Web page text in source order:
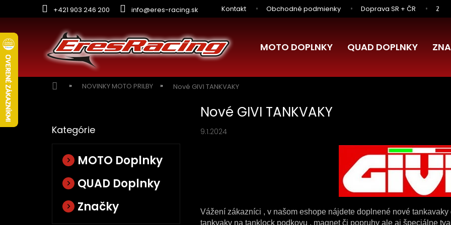
+421 903 246 200 info@eres-racing.sk Kontakt Obchodné podmienky Doprava SR + ČR
MOTO DOPLNKY QUAD DOPLNKY
DomovNOVINKY MOTO PRILBY Nové GIVI TANKVAKY
kategórie
Kategórie
MOTO Doplnky
QUAD Doplnky
Značky
Nové GIVI TANKVAKY
9.1.2024
Vážení zákazníci , v našom eshope nájdete doplnené nové
tankvaky na tanklock podkovu , magnet či popruhy ale aj špeciálne